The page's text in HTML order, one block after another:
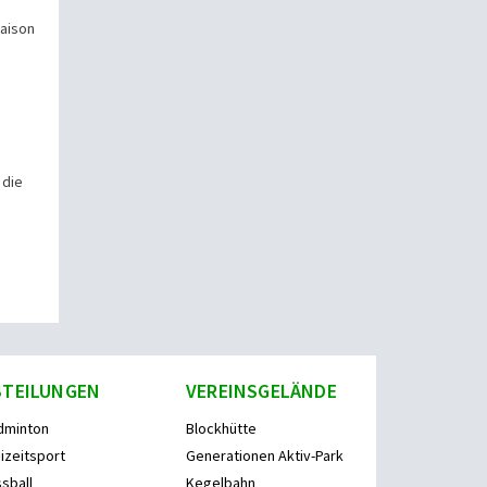
VEREINSGELÄNDE
Blockhütte
Generationen Aktiv-Park
Kegelbahn